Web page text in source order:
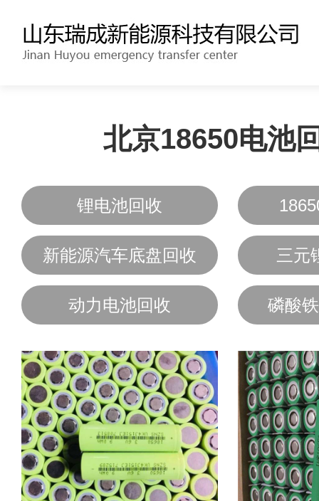
北京18650电池
锂电池回收
新能源汽车底盘回收 三元
动力电池回收 磷酸